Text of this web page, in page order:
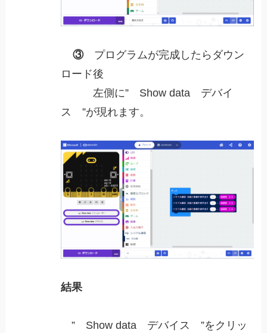
③ プログラムが完成したらダウン
ロード後
左側に” Show data デバイ
ス ”が現れます。
結果
” Show data デバイス ”をクリッ